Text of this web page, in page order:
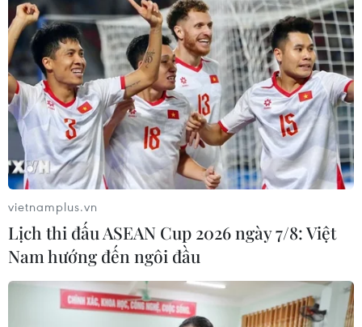
vietnamplus.vn
Lịch thi đấu ASEAN Cup 2026 ngày 7/8: Việt
Nam hướng đến ngôi đầu